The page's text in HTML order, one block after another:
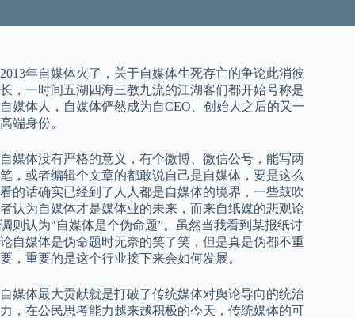
2013年自媒体火了，关于自媒体生死存亡的争论此消彼
长，一时间五湖四海三教九流的江湖客们都开始号称是
自媒体人，自媒体俨然成为自CEO、创始人之后的又一
高端身份。
自媒体没有严格的意义，有个微博、微信公号，能写两
笔，或者编辑个文章的都敢说自己是自媒体，要是这么
看的话确实已经到了人人都是自媒体的境界，一些鼓吹
者认为自媒体才是媒体业的未来，而来自纸媒的悲观论
调则认为“自媒体是个伪命题”。虽然当我看到某报纸讨
论自媒体是伪命题时无奈的笑了笑，但是真是伪都不重
要，重要的是这个行业接下来会如何发展。
自媒体最大贡献就是打破了传统媒体对舆论导向的统治
力，在公民思考能力越来越积极的今天，传统媒体的可